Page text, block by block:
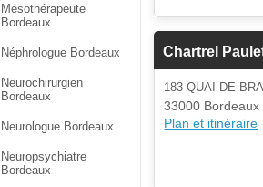
Mésothérapeute
Bordeaux
Néphrologue Bordeaux
Neurochirurgien
Bordeaux
Neurologue Bordeaux
Neuropsychiatre
Bordeaux
Chartrel
183 QUAI DE
33000 Bordeaux
Plan et itinéraire